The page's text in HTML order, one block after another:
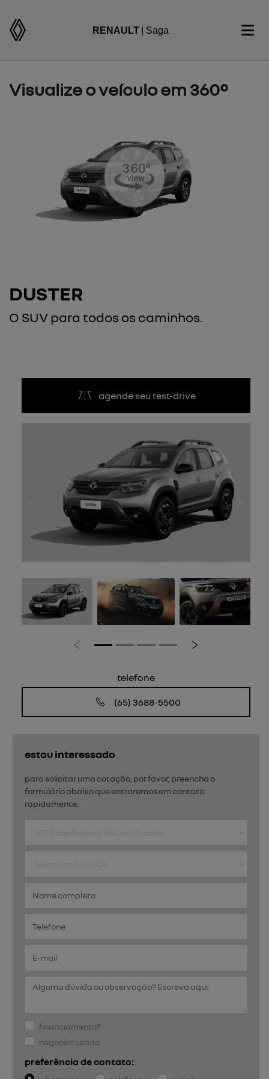
RENAULT | Saga
Visualize o veículo em 360°
DUSTER
O SUV para todos os caminhos.
agende seu test-drive
estou interessado
para solicitar uma cotação, por favor, preencha o
formulário abaixo que entraremos em contato
rapidamente.
financiamento?
negociar usado
preferência de contato:
Anterior
Anterior Próximo
telefone
(65) 3688-5500